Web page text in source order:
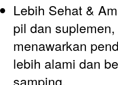
Lebih Sehat &
pil dan
menawarkan
lebih alami dan
samping.